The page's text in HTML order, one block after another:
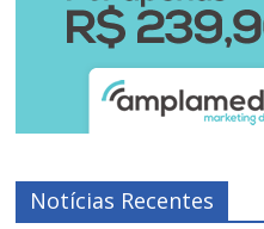
Notícias Recentes